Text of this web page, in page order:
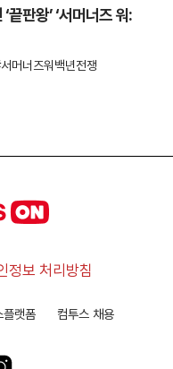
끝판왕’ ‘서머너즈 워:
서머너즈워백년전쟁
정보 처리방침
플랫폼 컴투스 채용